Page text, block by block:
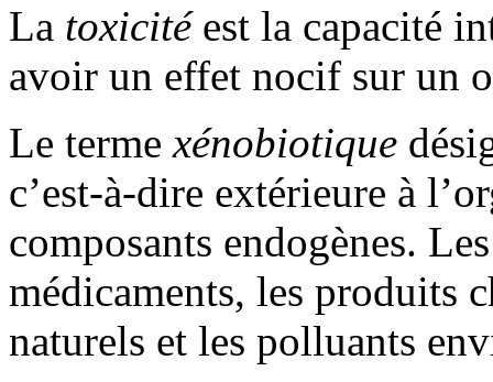
La toxicitéest la capacité
avoir un effet nocif sur un
Le termexénobiotique
c’est-à-dire extérieure à
composants endogènes.
médicaments, les produits
naturels et les polluants